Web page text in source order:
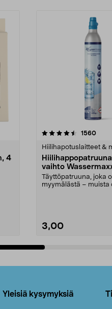
4
1560
Hiilihapotuslaitteet &
vaihto
Täyttöpatruuna, joka
myymälästä – muista
3,00
4.5viidestä
Yleisiä kysymyksiä